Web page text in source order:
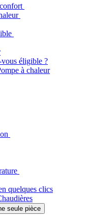
éligible ?
à chaleur
quelques clics
seule pièce